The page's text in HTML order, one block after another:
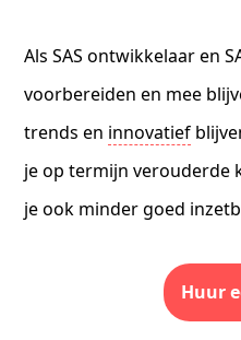
Als SAS ontwikkelaar en
voorbereiden en mee
trends en innovatief
je op termijn verouderde
je ook minder goed
Huur